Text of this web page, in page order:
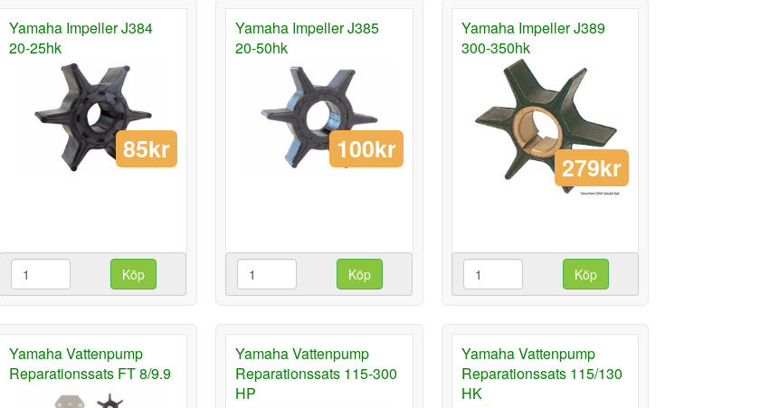
Yamaha Impeller J384
20-25hk
85kr
Köp
Yamaha Impeller J385
20-50hk
100kr
Köp
Yamaha Impeller J389
300-350hk
279kr
Köp
Yamaha Vattenpump
Reparationssats FT 8/9.9
Yamaha Vattenpump
Reparationssats 115-300
HP
Yamaha Vattenpump
Reparationssats 115/130
HK